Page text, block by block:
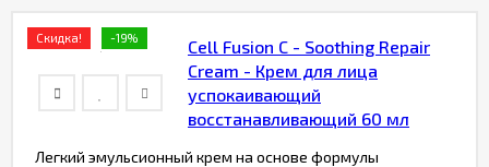
Скидка! -19%
Cell Fusion C - Soothing Repair
Cream - Крем для лица
успокаивающий
восстанавливающий 60 мл
Легкий эмульсионный крем на основе формулы